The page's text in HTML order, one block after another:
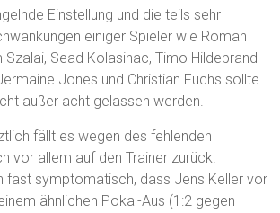
Einstellung und die teils sehr
einiger Spieler wie Roman
Szalai, Sead Kolasinac, Timo Hildebrand
Jones und Christian Fuchs sollte
außer acht gelassen werden.
fällt es wegen des fehlenden
vor allem auf den Trainer zurück.
fast symptomatisch, dass Jens Keller vor
ähnlichen Pokal-Aus (1:2 gegen